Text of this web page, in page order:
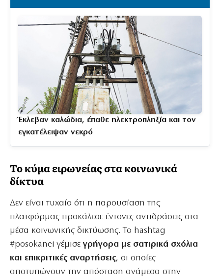
Έκλεβαν καλώδια, έπαθε ηλεκτροπληξία και τον
εγκατέλειψαν νεκρό
Το κύμα ειρωνείας στα κοινωνικά
δίκτυα
Δεν είναι τυχαίο ότι η παρουσίαση της
πλατφόρμας προκάλεσε έντονες αντιδράσεις στα
μέσα κοινωνικής δικτύωσης. Το hashtag
#posokanei γέμισεγρήγορα με σατιρικά σχόλια
και επικριτικές αναρτήσεις, οι οποίες
αποτυπώνουν την απόσταση ανάμεσα στην